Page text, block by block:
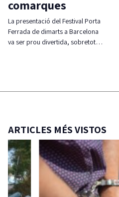
comarques
La presentació del Festival Porta
Ferrada de dimarts a Barcelona
va ser prou divertida, sobretot…
ARTICLES MÉS VISTOS